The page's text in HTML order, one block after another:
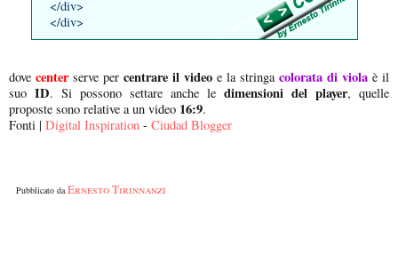
</div>
</div>
dove center serve per centrare il video e la stringa colorata di viola è il
suo ID. Si possono settare anche le dimensioni del player, quelle
proposte sono relative a un video 16:9.
Fonti | Digital Inspiration - Ciudad Blogger
Pubblicato daErnesto Tirinnanzi